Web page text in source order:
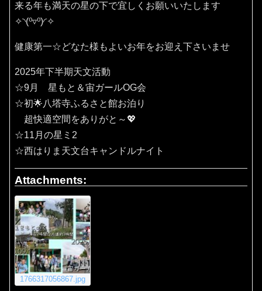
来る年も満天の星の下で宜しくお願いいたします
✧⁠◝⁠(⁠⁰⁠▿⁠⁰⁠)⁠◜⁠✧
健康第一☆どなた様もよいお年をお迎え下さいませ
2025年下半期天文活動
☆9月 星もと＆宙ガールOG会
☆初🌟八塔寺ふるさと館お泊り
超快適空間をありがと～💖
☆11月の星ミ2
☆西はりま天文台キャンドルナイト
Attachments:
1766317056867.jpg